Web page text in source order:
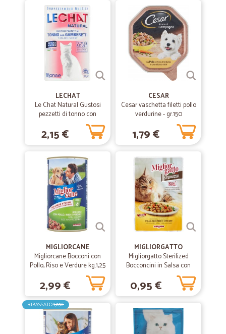
LECHAT
Le Chat Natural Gustosi
pezzetti di tonno con
gamberetti 80 gr.
2,15 €
CESAR
Cesar vaschetta filetti pollo
verdurine - gr.150
1,79 €
MIGLIORCANE
Migliorcane Bocconi con
Pollo, Riso e Verdure kg.1,25
2,99 €
MIGLIORGATTO
Migliorgatto Sterilized
Bocconcini in Salsa con
Pollo, Tacchino e Verdure
85 gr.
0,95 €
RIBASSATO1,09€